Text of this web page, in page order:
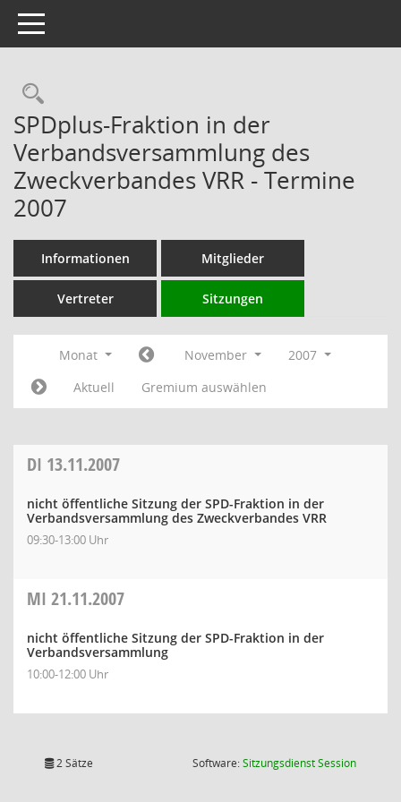
Toggle navigation
Rechercheauswahl
SPDplus-Fraktion in der
Verbandsversammlung des
Zweckverbandes VRR - Termine
2007
Informationen Mitglieder
Vertreter Sitzungen
Monat November
2007
Aktuell
Gremium auswählen
DI 13.11.2007
nicht öffentliche Sitzung der SPD-Fraktion in der
Verbandsversammlung des Zweckverbandes VRR
09:30-13:00 Uhr
MI 21.11.2007
nicht öffentliche Sitzung der SPD-Fraktion in der
Verbandsversammlung
10:00-12:00 Uhr
2 Sätze Software:SitzungsdienstSession(Wird in